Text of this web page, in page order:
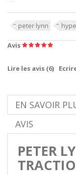
peter lynn hype
Avis
Lire les avis (6)
EN SAVOIR
AVIS
PETER